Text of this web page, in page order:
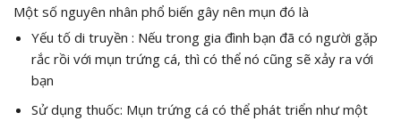
Một số nguyên nhân phổ biến gây nên mụn đó là
Yếu tố di truyền : Nếu trong gia đình bạn đã có người gặp
rắc rồi với mụn trứng cá, thì có thể nó cũng sẽ xảy ra với
bạn
Sử dụng thuốc: Mụn trứng cá có thể phát triển như một